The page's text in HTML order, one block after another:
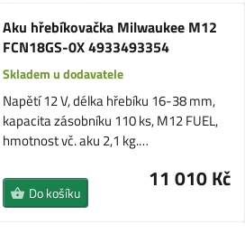
Aku hřebíkovačka Milwaukee M12
FCN18GS-0X 4933493354
Skladem u dodavatele
Napětí 12 V, délka hřebíku 16-38 mm,
kapacita zásobníku 110 ks, M12 FUEL,
hmotnost vč. aku 2,1 kg.…
11 010 Kč
Do košíku